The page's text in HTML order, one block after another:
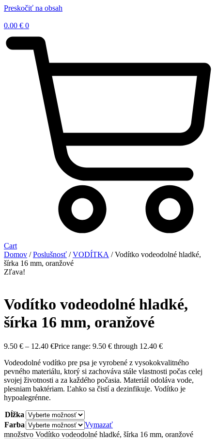
Preskočiť na obsah
0.00 € 0
Cart
Domov /Poslušnosť /VODÍTKA / Vodítko vodeodolné hladké,
šírka 16 mm, oranžové
Zľava!
Vodítko vodeodolné hladké,
šírka 16 mm, oranžové
9.50 € – 12.40 €Price range: 9.50 € through 12.40 €
Vodeodolné vodítko pre psa je vyrobené z vysokokvalitného
pevného materiálu, ktorý si zachováva stále vlastnosti počas celej
svojej životnosti a za každého počasia. Materiál odoláva vode,
plesniam baktériam. Ľahko sa čistí a dezinfikuje. Vodítko je
hypoalegrénne.
Dĺžka
Farba
Vymazať
množstvo Vodítko vodeodolné hladké, šírka 16 mm, oranžové